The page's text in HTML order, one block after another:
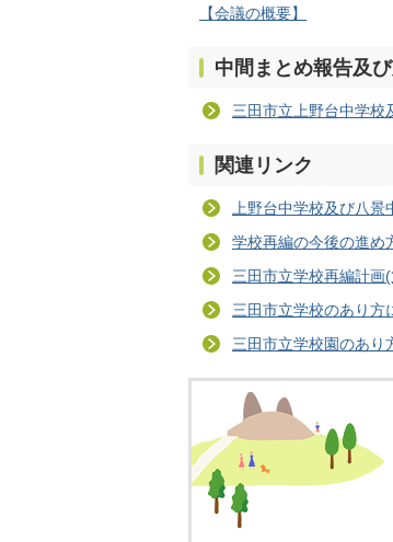
【会議の概要】
中間まとめ報告及
三田市立上野台中学校
関連リンク
上野台中学校及び八
学校再編の今後の進め
三田市立学校再編計画
三田市立学校のあり方
三田市立学校園のあり